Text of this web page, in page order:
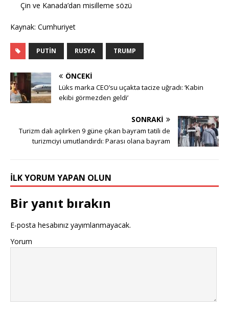
Çin ve Kanada’dan misilleme sözü
Kaynak: Cumhuriyet
PUTIN RUSYA TRUMP
ÖNCEKI
Lüks marka CEO’su uçakta tacize uğradı: ‘Kabin
ekibi görmezden geldi’
SONRAKI
Turizm dalı açılırken 9 güne çıkan bayram tatili de
turizmciyi umutlandırdı: Parası olana bayram
İLK YORUM YAPAN OLUN
Bir yanıt bırakın
E-posta hesabınız yayımlanmayacak.
Yorum